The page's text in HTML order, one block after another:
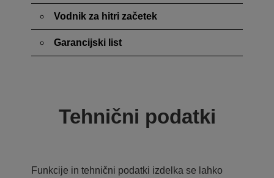
Vodnik za hitri začetek
Garancijski list
Tehnični podatki
Funkcije in tehnični podatki izdelka se lahko